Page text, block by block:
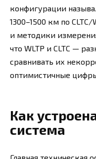
конфигурации
1300–1500 км по
и методики
что WLTP и CLTC —
сравнивать их
оптимистичные
Как
система
Главная техническая